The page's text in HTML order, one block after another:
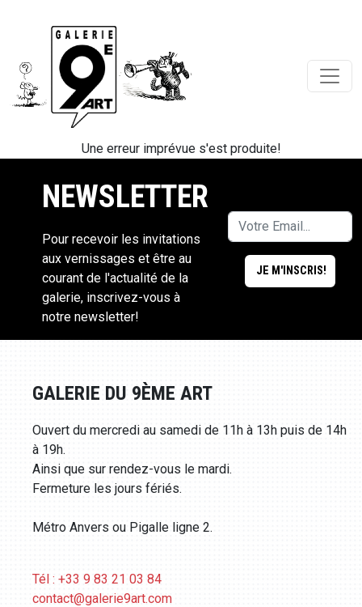
Une erreur imprévue s'est produite!
NEWSLETTER
Pour recevoir les invitations
aux vernissages et être au
courant de l'actualité de la
galerie, inscrivez-vous à
notre newsletter!
GALERIE DU 9ÈME ART
Ouvert du mercredi au samedi de 11h à 13h puis de 14h
à 19h.
Ainsi que sur rendez-vous le mardi.
Fermeture les jours fériés.
Métro Anvers ou Pigalle ligne 2.
Tél : +33 9 83 21 03 84
contact@galerie9art.com